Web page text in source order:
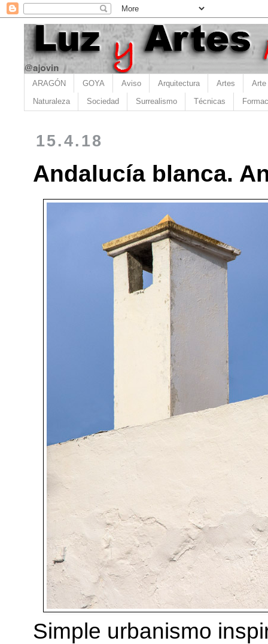
ARAGÓN GOYA Aviso Arquitectura Artes Arte
Naturaleza Sociedad Surrealismo Técnicas
15.4.18
Andalucía blanca.
Simple urbanismo